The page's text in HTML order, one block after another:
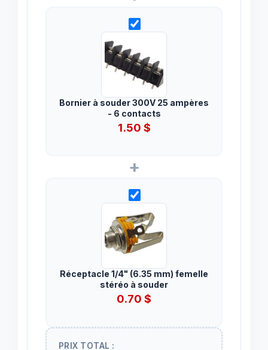
Bornier à souder 300V 25 ampères
- 6 contacts
1.50 $
+
Réceptacle 1/4" (6.35 mm) femelle
stéréo à souder
0.70 $
PRIX TOTAL :